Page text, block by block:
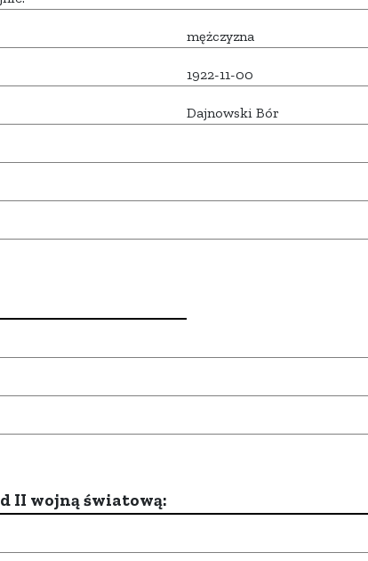
mężczyzna
1922-11-00
Dajnowski Bór
II wojną światową: